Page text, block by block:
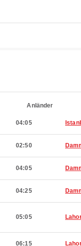
Anländer
04:05
02:50
04:05
04:25
05:05
06:15